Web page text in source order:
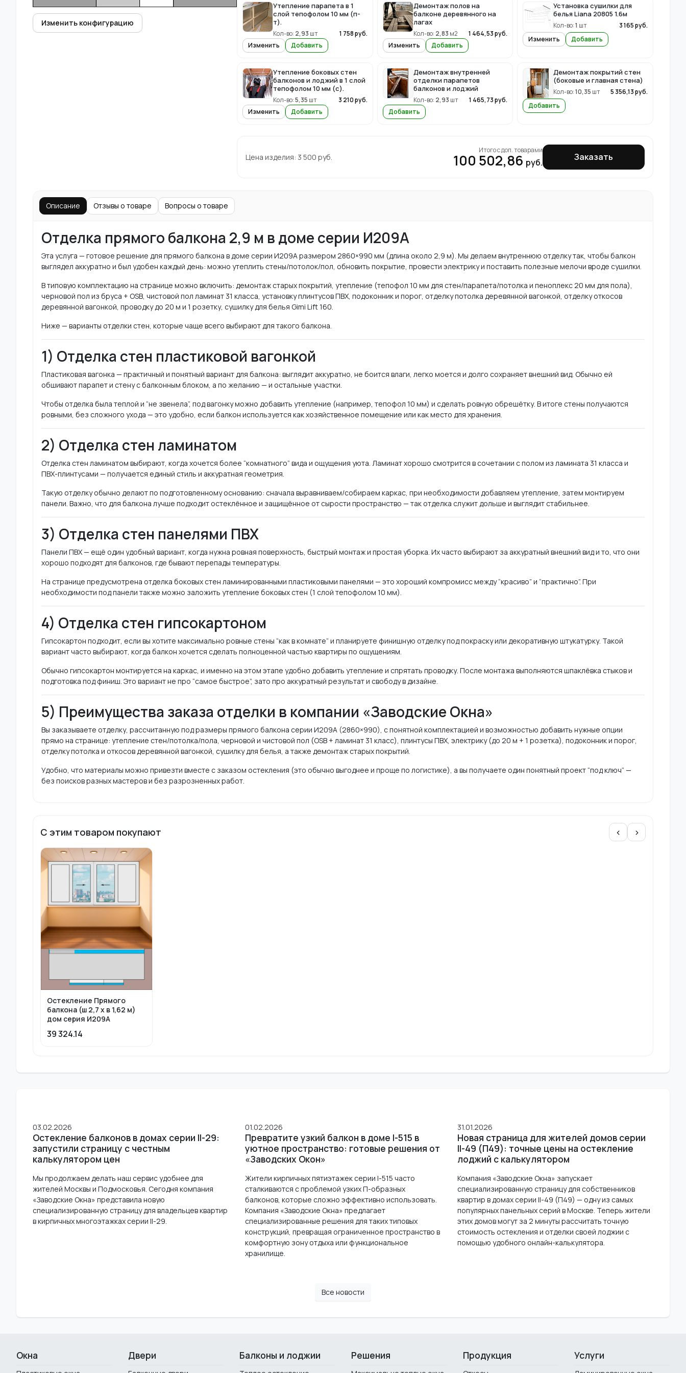
Изменить конфигурацию
Утепление парапета в 1
слой тепофолом 10 мм (п-
т).
Кол-во: 2,93 шт 1 758руб.
Изменить
Добавить
Демонтаж полов на
балконе деревянного на
лагах
Кол-во: 2,83 м2 1 464,53руб.
Изменить
Добавить
Установка сушилки для
белья Liana 20805 1.6м
Кол-во:1 шт 3 165руб.
Изменить
Добавить
Утепление боковых стен
балконов и лоджий в 1 слой
тепофолом 10 мм (с).
Кол-во:5,35 шт 3 210руб.
Изменить
Добавить
Демонтаж внутренней
отделки парапетов
балконов и лоджий
Кол-во: 2,93 шт 1 465,73руб.
Добавить
Демонтаж покрытий стен
(боковые и главная стена)
Кол-во:10,35 шт 5 356,13руб.
Добавить
Цена изделия: 3 500 руб.
Итого с доп. товарами
100 502,86 руб. Заказать
Описание Отзывы о товаре Вопросы о товаре
Отделка прямого балкона 2,9 м в доме серии И209А
Эта услуга — готовое решение для прямого балкона в доме серии И209А размером 2860×990 мм (длина около 2,9 м). Мы делаем внутреннюю отделку так, чтобы балкон
выглядел аккуратно и был удобен каждый день: можно утеплить стены/потолок/пол, обновить покрытие, провести электрику и поставить полезные мелочи вроде сушилки.
В типовую комплектацию на странице можно включить: демонтаж старых покрытий, утепление (тепофол 10 мм для стен/парапета/потолка и пеноплекс 20 мм для пола),
черновой пол из бруса + OSB, чистовой пол ламинат 31 класса, установку плинтусов ПВХ, подоконник и порог, отделку потолка деревянной вагонкой, отделку откосов
деревянной вагонкой, проводку до 20 м и 1 розетку, сушилку для белья Gimi Lift 160.
Ниже — варианты отделки стен, которые чаще всего выбирают для такого балкона.
1) Отделка стен пластиковой вагонкой
Пластиковая вагонка — практичный и понятный вариант для балкона: выглядит аккуратно, не боится влаги, легко моется и долго сохраняет внешний вид. Обычно ей
обшивают парапет и стену с балконным блоком, а по желанию — и остальные участки.
Чтобы отделка была теплой и “не звенела”, под вагонку можно добавить утепление (например, тепофол 10 мм) и сделать ровную обрешётку. В итоге стены получаются
ровными, без сложного ухода — это удобно, если балкон используется как хозяйственное помещение или как место для хранения.
2) Отделка стен ламинатом
Отделка стен ламинатом выбирают, когда хочется более “комнатного” вида и ощущения уюта. Ламинат хорошо смотрится в сочетании с полом из ламината 31 класса и
ПВХ-плинтусами — получается единый стиль и аккуратная геометрия.
Такую отделку обычно делают по подготовленному основанию: сначала выравниваем/собираем каркас, при необходимости добавляем утепление, затем монтируем
панели. Важно, что для балкона лучше подходит остеклённое и защищённое от сырости пространство — так отделка служит дольше и выглядит стабильнее.
3) Отделка стен панелями ПВХ
Панели ПВХ — ещё один удобный вариант, когда нужна ровная поверхность, быстрый монтаж и простая уборка. Их часто выбирают за аккуратный внешний вид и то, что они
хорошо подходят для балконов, где бывают перепады температуры.
На странице предусмотрена отделка боковых стен ламинированными пластиковыми панелями — это хороший компромисс между “красиво” и “практично”. При
необходимости под панели также можно заложить утепление боковых стен (1 слой тепофолом 10 мм).
4) Отделка стен гипсокартоном
Гипсокартон подходит, если вы хотите максимально ровные стены “как в комнате” и планируете финишную отделку под покраску или декоративную штукатурку. Такой
вариант часто выбирают, когда балкон хочется сделать полноценной частью квартиры по ощущениям.
Обычно гипсокартон монтируется на каркас, и именно на этом этапе удобно добавить утепление и спрятать проводку. После монтажа выполняются шпаклёвка стыков и
подготовка под финиш. Это вариант не про “самое быстрое”, зато про аккуратный результат и свободу в дизайне.
5) Преимущества заказа отделки в компании «Заводские Окна»
Вы заказываете отделку, рассчитанную под размеры прямого балкона серии И209А (2860×990), с понятной комплектацией и возможностью добавить нужные опции
прямо на странице: утепление стен/потолка/пола, черновой и чистовой пол (OSB + ламинат 31 класс), плинтусы ПВХ, электрику (до 20 м + 1 розетка), подоконник и порог,
отделку потолка и откосов деревянной вагонкой, сушилку для белья, а также демонтаж старых покрытий.
Удобно, что материалы можно привезти вместе с заказом остекления (это обычно выгоднее и проще по логистике), а вы получаете один понятный проект “под ключ” —
без поисков разных мастеров и без разрозненных работ.
С этим товаром покупают ‹ ›
Остекление Прямого
балкона (ш 2,7 х в 1,62 м)
дом серия И209А
39 324.14
03.02.2026
Остекление балконов в домах серии II-29:
запустили страницу с честным
калькулятором цен
Мы продолжаем делать наш сервис удобнее для
жителей Москвы и Подмосковья. Сегодня компания
«Заводские Окна» представила новую
специализированную страницу для владельцев квартир
в кирпичных многоэтажках серии II-29.
01.02.2026
Превратите узкий балкон в доме I-515 в
уютное пространство: готовые решения от
«Заводских Окон»
Жители кирпичных пятиэтажек серии I-515 часто
сталкиваются с проблемой узких П-образных
балконов, которые сложно эффективно использовать.
Компания «Заводские Окна» предлагает
специализированные решения для таких типовых
конструкций, превращая ограниченное пространство в
комфортную зону отдыха или функциональное
хранилище.
31.01.2026
Новая страница для жителей домов серии
II-49 (П49): точные цены на остекление
лоджий с калькулятором
Компания «Заводские Окна» запускает
специализированную страницу для собственников
квартир в домах серии II-49 (П49) — одну из самых
популярных панельных серий в Москве. Теперь жители
этих домов могут за 2 минуты рассчитать точную
стоимость остекления и отделки своей лоджии с
помощью удобного онлайн-калькулятора.
Все новости
Окна Двери Балконы и лоджии Решения Продукция Услуги